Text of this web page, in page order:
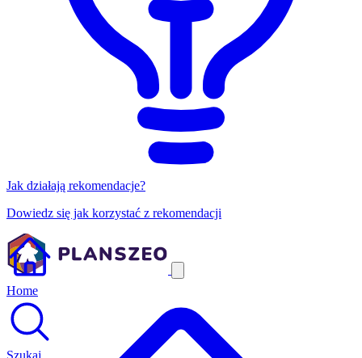
Jak działają rekomendacje?
Dowiedz się jak korzystać z rekomendacji
Home
Szukaj